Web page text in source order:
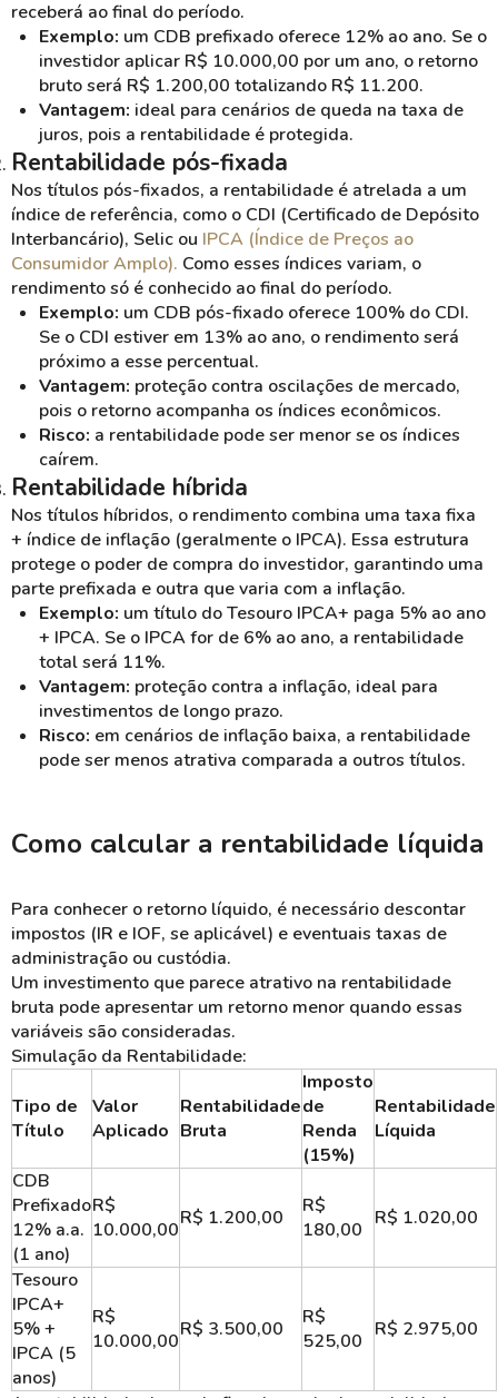
receberá ao final do período.
Exemplo: um CDB prefixado oferece 12% ao ano. Se o
investidor aplicar R$ 10.000,00 por um ano, o retorno
bruto será R$ 1.200,00 totalizando R$ 11.200.
Vantagem: ideal para cenários de queda na taxa de
juros, pois a rentabilidade é protegida.
Rentabilidade pós-fixada
Nos títulos pós-fixados, a rentabilidade é atrelada a um
índice de referência, como o CDI (Certificado de Depósito
Interbancário), Selic ou IPCA (Índice de Preços ao
Consumidor Amplo). Como esses índices variam, o
rendimento só é conhecido ao final do período.
Exemplo: um CDB pós-fixado oferece 100% do CDI.
Se o CDI estiver em 13% ao ano, o rendimento será
próximo a esse percentual.
Vantagem: proteção contra oscilações de mercado,
pois o retorno acompanha os índices econômicos.
Risco: a rentabilidade pode ser menor se os índices
caírem.
Rentabilidade híbrida
Nos títulos híbridos, o rendimento combina uma taxa fixa
+ índice de inflação (geralmente o IPCA). Essa estrutura
protege o poder de compra do investidor, garantindo uma
parte prefixada e outra que varia com a inflação.
Exemplo: um título do Tesouro IPCA+ paga 5% ao ano
+ IPCA. Se o IPCA for de 6% ao ano, a rentabilidade
total será 11%.
Vantagem: proteção contra a inflação, ideal para
investimentos de longo prazo.
Risco: em cenários de inflação baixa, a rentabilidade
pode ser menos atrativa comparada a outros títulos.
Como calcular a rentabilidade líquida
Para conhecer o retorno líquido, é necessário descontar
impostos (IR e IOF, se aplicável) e eventuais taxas de
administração ou custódia.
Um investimento que parece atrativo na rentabilidade
bruta pode apresentar um retorno menor quando essas
variáveis são consideradas.
Simulação da Rentabilidade:
Tipo de
Título
Valor
Aplicado
Rentabilidade
Bruta
Imposto
de
Renda
(15%)
Rentabilidade
Líquida
CDB
Prefixado
12% a.a.
(1 ano)
R$
10.000,00R$ 1.200,00
R$
180,00 R$ 1.020,00
Tesouro
IPCA+
5% +
IPCA (5
anos)
R$
10.000,00R$ 3.500,00
R$
525,00 R$ 2.975,00